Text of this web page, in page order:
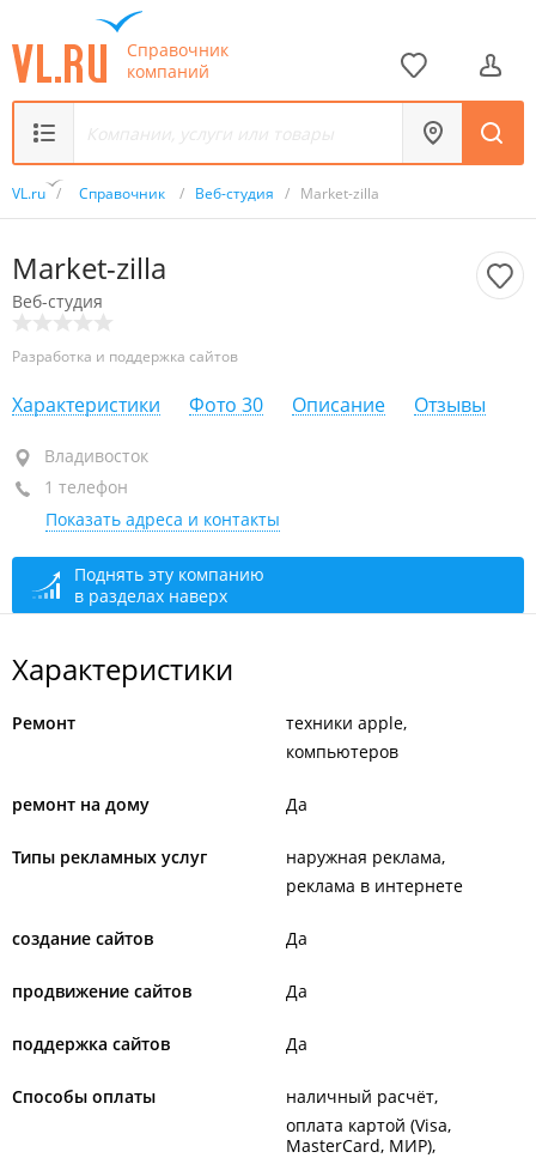
Справочник
компаний
VL.ru / Справочник / Веб-студия / Market-zilla
Market-zilla
Веб-студия
Разработка и поддержка сайтов
Характеристики Фото 30 Описание Отзывы
Владивосток
+7 914 731-96-91
сегодня закрыто
Владивосток
1 телефон
Показать адреса и контакты
Поднять эту компанию
в разделах наверх
Характеристики
Ремонт
техники apple
компьютеров
ремонт на дому Да
Типы рекламных услуг
наружная реклама
реклама в интернете
создание сайтов Да
продвижение сайтов Да
поддержка сайтов Да
Способы оплаты
наличный расчёт
оплата картой (Visa,
MasterCard, МИР)